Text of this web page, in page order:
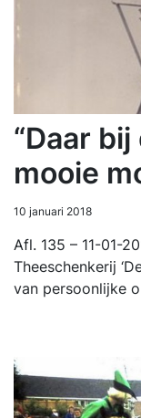
“Daar
mooie
10 januari 2018
Afl. 135 – 11-01-
Theeschenkerij
van persoonlijke